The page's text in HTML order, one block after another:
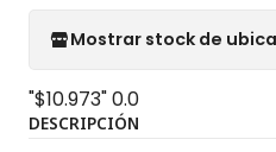
Mostrar stock de
"$10.973"0.0
DESCRIPCIÓN